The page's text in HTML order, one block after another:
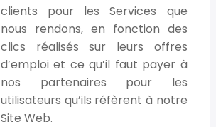
clients pour les Services que
nous rendons, en fonction des
clics réalisés sur leurs offres
d’emploi et ce qu’il faut payer à
nos partenaires pour les
utilisateurs qu’ils réfèrent à notre
Site Web.